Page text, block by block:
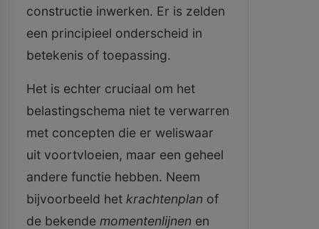
constructie inwerken. Er is zelden
een principieel onderscheid in
betekenis of toepassing.
Het is echter cruciaal om het
belastingschema niet te verwarren
met concepten die er weliswaar
uit voortvloeien, maar een geheel
andere functie hebben. Neem
bijvoorbeeld het krachtenplan of
de bekende momentenlijnen en